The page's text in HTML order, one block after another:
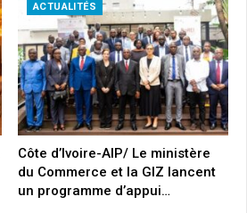
ACTUALITÉS
Côte d’Ivoire-AIP/ Le ministère
du Commerce et la GIZ lancent
un programme d’appui…